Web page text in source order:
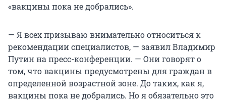
«вакцины пока не добрались».
— Я всех призываю внимательно относиться к
рекомендации специалистов, — заявил Владимир
Путин на пресс-конференции. — Они говорят о
том, что вакцины предусмотрены для граждан в
определенной возрастной зоне. До таких, как я,
вакцины пока не добрались. Но я обязательно это